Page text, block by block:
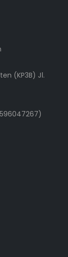
(KP3B) Jl.